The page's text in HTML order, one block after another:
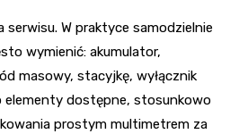
serwisu. W praktyce samodzielnie
wymienić: akumulator,
masowy, stacyjkę, wyłącznik
elementy dostępne, stosunkowo
prostym multimetrem za